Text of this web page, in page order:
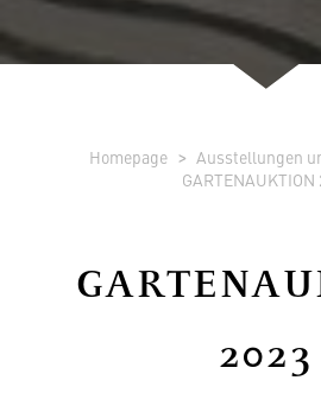
Homepage
Ausstellungen
GARTENAUKTION
2023